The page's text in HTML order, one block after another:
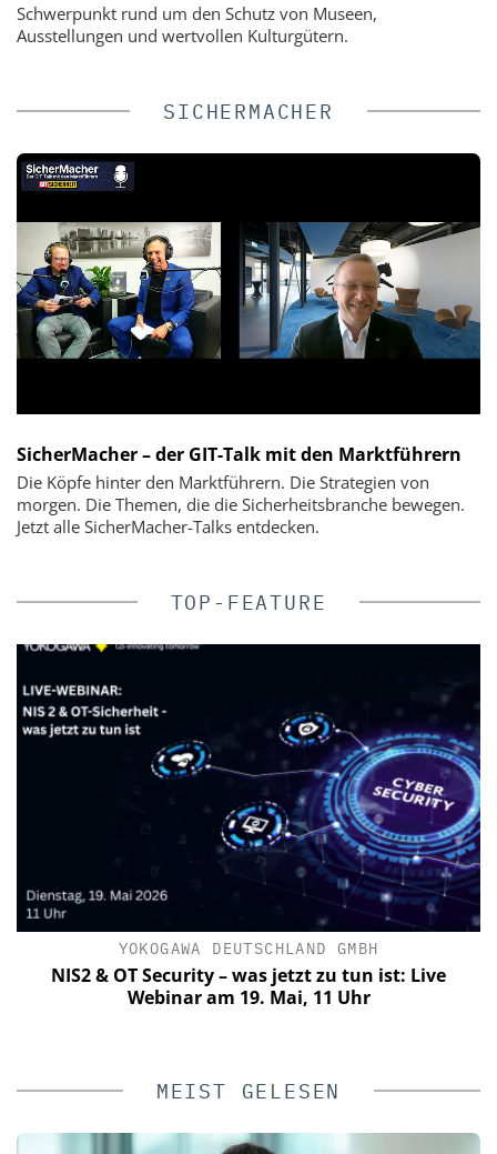
Schwerpunkt rund um den Schutz von Museen,
Ausstellungen und wertvollen Kulturgütern.
SICHERMACHER
SicherMacher – der GIT-Talk mit den Marktführern
Die Köpfe hinter den Marktführern. Die Strategien von
morgen. Die Themen, die die Sicherheitsbranche bewegen.
Jetzt alle SicherMacher-Talks entdecken.
TOP-FEATURE
YOKOGAWA DEUTSCHLAND GMBH
NIS2 & OT Security – was jetzt zu tun ist: Live
Webinar am 19. Mai, 11 Uhr
MEIST GELESEN